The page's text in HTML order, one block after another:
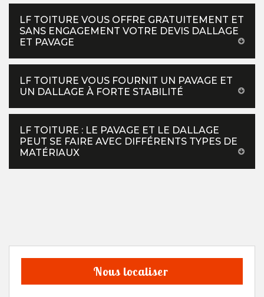
LF TOITURE VOUS OFFRE GRATUITEMENT ET
SANS ENGAGEMENT VOTRE DEVIS DALLAGE
ET PAVAGE
LF TOITURE VOUS FOURNIT UN PAVAGE ET
UN DALLAGE À FORTE STABILITÉ
LF TOITURE : LE PAVAGE ET LE DALLAGE
PEUT SE FAIRE AVEC DIFFÉRENTS TYPES DE
MATÉRIAUX
Nous localiser